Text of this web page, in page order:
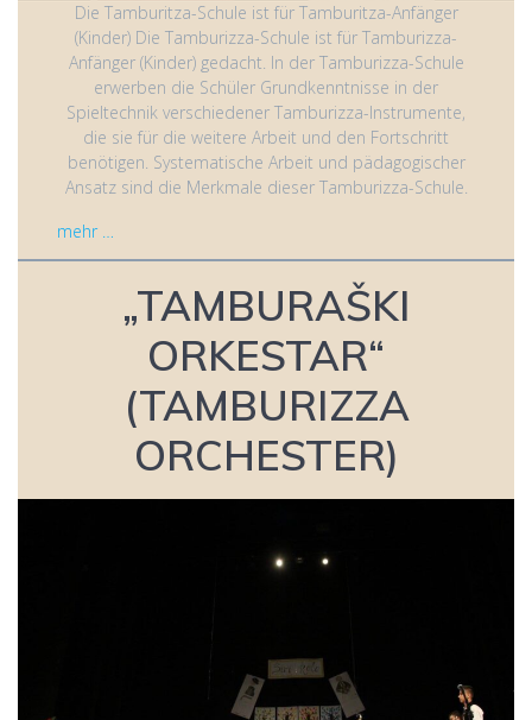
Die Tamburitza-Schule ist für Tamburitza-Anfänger
(Kinder) Die Tamburizza-Schule ist für Tamburizza-
Anfänger (Kinder) gedacht. In der Tamburizza-Schule
erwerben die Schüler Grundkenntnisse in der
Spieltechnik verschiedener Tamburizza-Instrumente,
die sie für die weitere Arbeit und den Fortschritt
benötigen. Systematische Arbeit und pädagogischer
Ansatz sind die Merkmale dieser Tamburizza-Schule.
mehr …
„TAMBURAŠKI
ORKESTAR“
(TAMBURIZZA
ORCHESTER)